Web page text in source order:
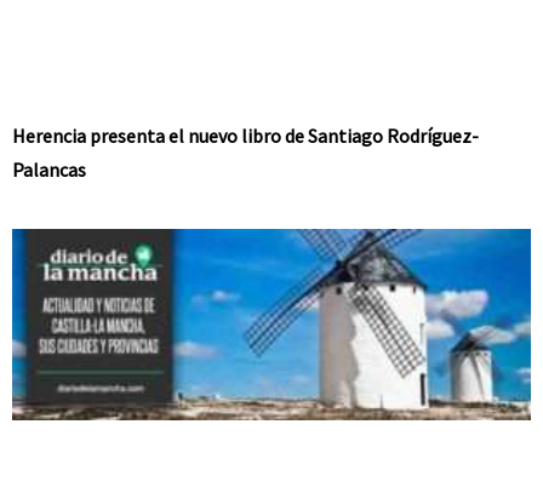
Herencia presenta el nuevo libro de Santiago Rodríguez-
Palancas